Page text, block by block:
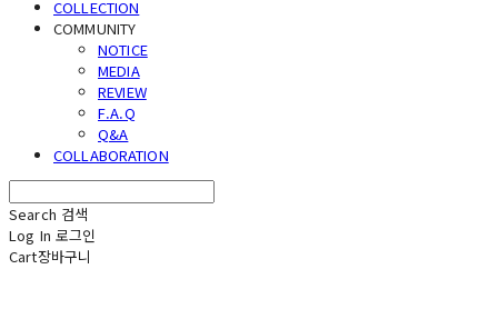
COLLECTION
COMMUNITY
NOTICE
MEDIA
REVIEW
F.A.Q
Q&A
COLLABORATION
Search 검색
Log In 로그인
Cart장바구니